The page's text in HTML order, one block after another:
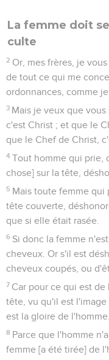
La femme doit
culte
2 Or, mes frères, je
de tout ce qui me
ordonnances, comme
3 Mais je veux que
c'est Christ ; et que le
que le Chef de Christ,
4 Tout homme qui prie,
chose] sur la tête,
5 Mais toute femme qui
tête couverte,
que si elle était rasée.
6 Si donc la femme
cheveux. Or s'il est
cheveux coupés, ou
7 Car pour ce qui est
tête, vu qu'il est
est la gloire de l'homme.
8 Parce que l'homme
femme [a été tirée] de